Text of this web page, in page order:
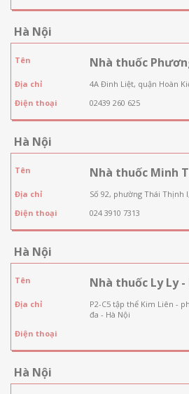
Hà Nội
Tên Nhà thuốc
Địa chỉ
4A Đinh Liệt, quận Hoàn
Điện thoại
02439 260 625
Hà Nội
Tên Nhà thuốc Minh
Địa chỉ
Số 92, phường Thái Thịnh
Điện thoại
024 3910 7313
Hà Nội
Tên Nhà thuốc Ly Ly -
Địa chỉ
P2-C5 tập thể Kim Liên -
đa - Hà Nội
Điện thoại
Hà Nội